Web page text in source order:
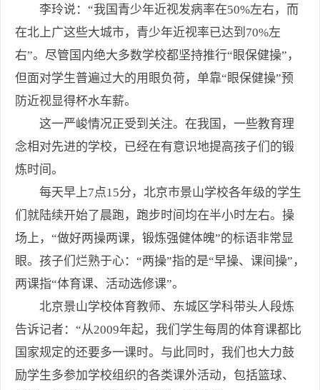
李玲说：“我国青少年近视发病率在50%左右，而
在北上广这些大城市，青少年近视率已达到70%左
右”。尽管国内绝大多数学校都坚持推行“眼保健操”，
但面对学生普遍过大的用眼负荷，单靠“眼保健操”预
防近视显得杯水车薪。
这一严峻情况正受到关注。在我国，一些教育理
念相对先进的学校，已经在有意识地提高孩子们的锻
炼时间。
每天早上7点15分，北京市景山学校各年级的学生
们就陆续开始了晨跑，跑步时间均在半小时左右。操
场上，“做好两操两课，锻炼强健体魄”的标语非常显
眼。孩子们烂熟于心：“两操”指的是“早操、课间操”，
两课指“体育课、活动选修课”。
北京景山学校体育教师、东城区学科带头人段炼
告诉记者：“从2009年起，我们学生每周的体育课都比
国家规定的还要多一课时。与此同时，我们也大力鼓
励学生多参加学校组织的各类课外活动，包括篮球、